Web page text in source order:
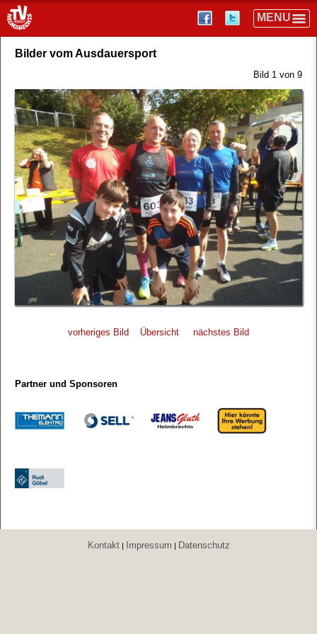
Bilder vom Ausdauersport
Bild 1 von 9
vorheriges Bild Übersicht nächstes Bild
Partner und Sponsoren
Kontakt| Impressum | Datenschutz